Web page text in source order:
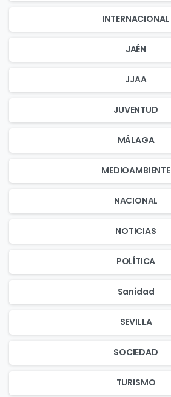
INTERNACIONAL
JAÉN
JJAA
JUVENTUD
MÁLAGA
MEDIOAMBIENTE
NACIONAL
NOTICIAS
POLÍTICA
Sanidad
SEVILLA
SOCIEDAD
TURISMO